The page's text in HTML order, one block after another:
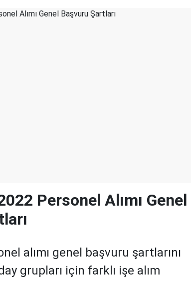
Personel Alımı Genel
alımı genel başvuru şartlarını
grupları için farklı işe alım